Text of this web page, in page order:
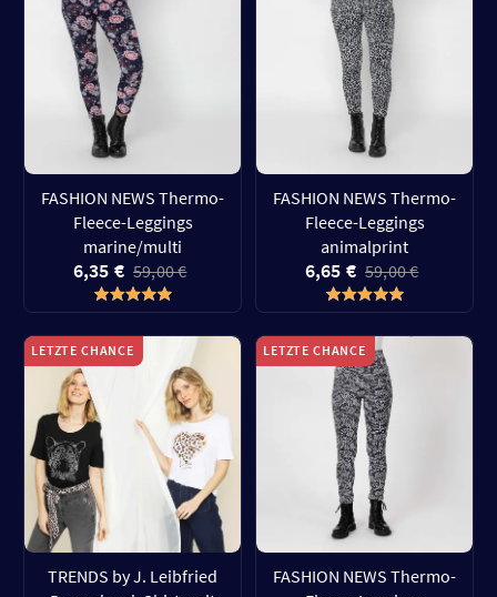
FASHION NEWS Thermo-
Fleece-Leggings
marine/multi
6,35 € 59,00 €
FASHION NEWS Thermo-
Fleece-Leggings
animalprint
6,65 € 59,00 €
LETZTE CHANCE
TRENDS by J. Leibfried
LETZTE CHANCE
FASHION NEWS Thermo-